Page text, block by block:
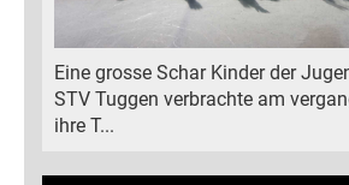
Eine grosse Schar Kinder der
STV Tuggen verbrachte am
ihre T...